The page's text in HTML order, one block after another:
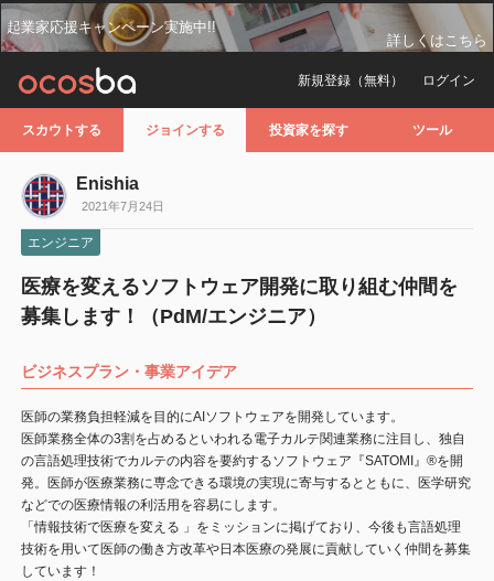
起業家応援キャンペーン実施中!!
詳しくはこちら
ログイン
新規登録（無料）
スカウトする ジョインする 投資家を探す ツール
Enishia
2021年7月24日
エンジニア
医療を変えるソフトウェア開発に取り組む仲間を
募集します！（PdM/エンジニア）
ビジネスプラン・事業アイデア
医師の業務負担軽減を目的にAIソフトウェアを開発しています。
医師業務全体の3割を占めるといわれる電子カルテ関連業務に注目し、独自
の言語処理技術でカルテの内容を要約するソフトウェア『SATOMI』®を開
発。医師が医療業務に専念できる環境の実現に寄与するとともに、医学研究
などでの医療情報の利活用を容易にします。
「情報技術で医療を変える 」をミッションに掲げており、今後も言語処理
技術を用いて医師の働き方改革や日本医療の発展に貢献していく仲間を募集
しています！